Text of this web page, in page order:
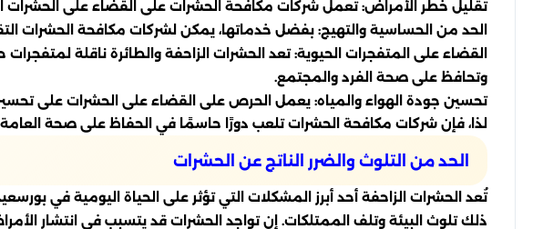
تقليل خطر الأمراض: تعمل شركات مكافحة الحشرات على القضاء على الحشرات
الحد من الحساسية والتهيج: بفضل خدماتها، يمكن لشركات مكافحة الحشرات
القضاء على المتفجرات الحيوية: تعد الحشرات الزاحفة والطائرة ناقلة
وتحافظ على صحة الفرد والمجتمع.
تحسين جودة الهواء والمياه: يعمل الحرص على القضاء على الحشرات على
لذا، فإن شركات مكافحة الحشرات تلعب دورًا حاسمًا في الحفاظ على صحة
الحد من التلوث والضرر الناتج عن الحشرات
تُعد الحشرات الزاحفة أحد أبرز المشكلات التي تؤثر على الحياة اليومية في
ذلك تلوث البيئة وتلف الممتلكات. إن تواجد الحشرات قد يتسبب في انتشار